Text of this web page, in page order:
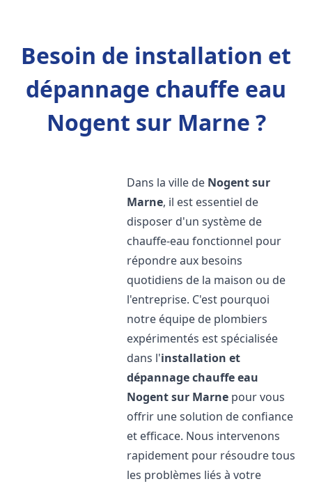
Besoin de installation et
dépannage chauffe eau
Nogent sur Marne ?
Dans la ville de Nogent sur
Marne, il est essentiel de
disposer d'un système de
chauffe-eau fonctionnel pour
répondre aux besoins
quotidiens de la maison ou de
l'entreprise. C'est pourquoi
notre équipe de plombiers
expérimentés est spécialisée
dans l'installation et
dépannage chauffe eau
Nogent sur Marne pour vous
offrir une solution de confiance
et efficace. Nous intervenons
rapidement pour résoudre tous
les problèmes liés à votre